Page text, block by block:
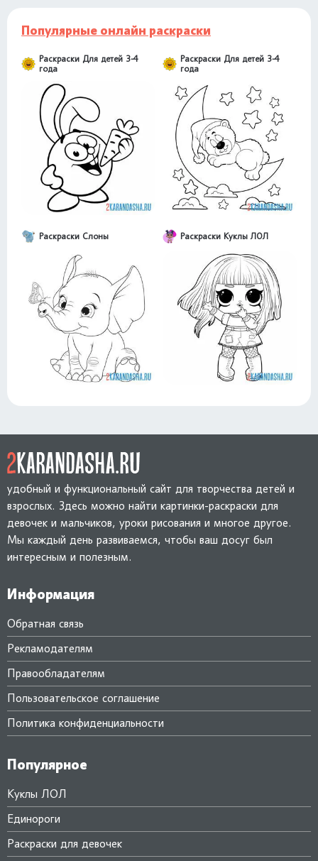
Популярные онлайн раскраски
Раскраски Для детей 3-4
года
Раскраски Для детей 3-4
года
Раскраски Слоны Раскраски Куклы ЛОЛ
удобный и функциональный сайт для творчества детей и
взрослых. Здесь можно найти картинки-раскраски для
девочек и мальчиков, уроки рисования и многое другое.
Мы каждый день развиваемся, чтобы ваш досуг был
интересным и полезным.
Информация
Обратная связь
Рекламодателям
Правообладателям
Пользовательское соглашение
Политика конфиденциальности
Популярное
Куклы ЛОЛ
Единороги
Раскраски для девочек